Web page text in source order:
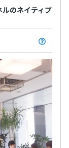
のネイティブ